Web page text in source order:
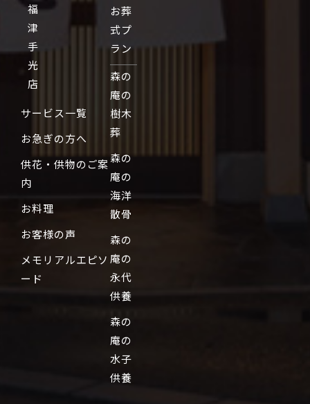
福
津
手
光
店
サービス一覧
お急ぎの方へ
供花・供物のご案
内
お料理
お客様の声
メモリアルエピソ
ード
お葬
式プ
ラン
森の
庵の
樹木
葬
森の
庵の
海洋
散骨
森の
庵の
永代
供養
森の
庵の
水子
供養